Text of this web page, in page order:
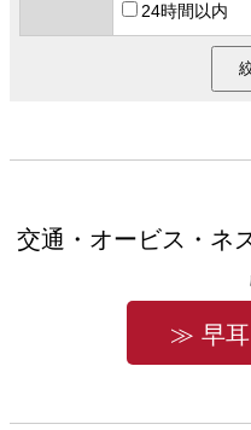
24時間以内
交通・オービス・ネ
≫ 早耳